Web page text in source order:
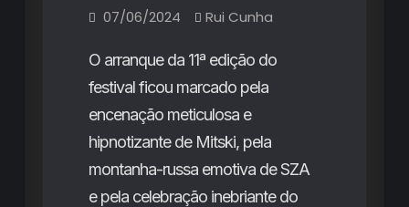
de
The
Last
Dinner
Party
e
um
de
contratempos
07/06/2024 Rui Cunha
O arranque da 11ª edição do
festival ficou marcado pela
encenação meticulosa e
hipnotizante de Mitski, pela
montanha-russa emotiva de SZA
e pela celebração inebriante do